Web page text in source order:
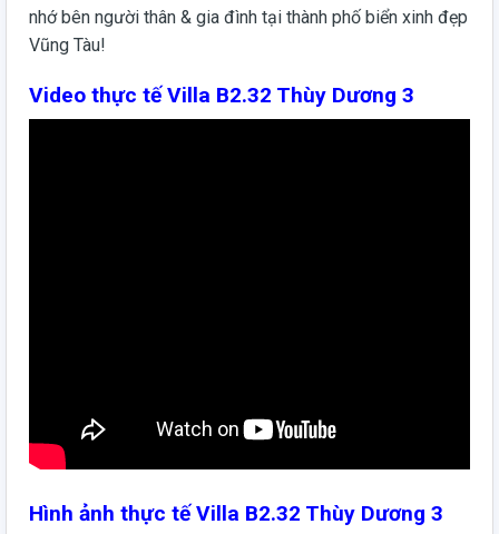
nhớ bên người thân & gia đình tại thành phố biển xinh đẹp
Vũng Tàu!
Video thực tế Villa B2.32 Thùy Dương 3
Hình ảnh thực tế Villa B2.32 Thùy Dương 3